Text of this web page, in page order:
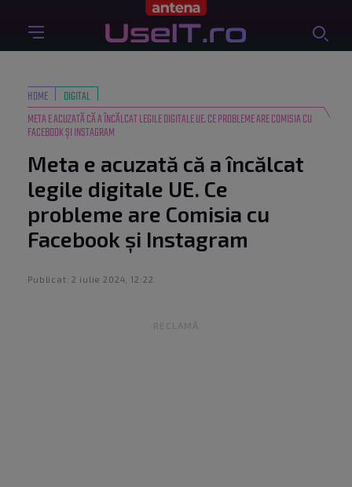
HOME
DIGITAL
META E ACUZATĂ CĂ A ÎNCĂLCAT LEGILE DIGITALE UE. CE PROBLEME ARE COMISIA CU
FACEBOOK ȘI INSTAGRAM
Meta e acuzată că a încălcat
legile digitale UE. Ce
probleme are Comisia cu
Facebook și Instagram
Publicat: 2 iulie 2024, 12:22
RECLAMĂ